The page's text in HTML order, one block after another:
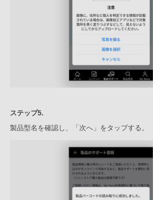
ステップ5.
製品型名を確認し、「次へ」をタップする。